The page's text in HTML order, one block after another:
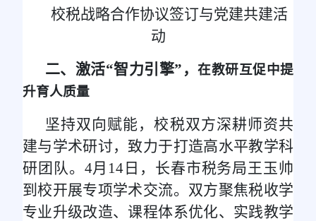
校税战略合作协议签订与党建共建活
动
二、激活“智力引擎”，在教研互促中提
升育人质量
坚持双向赋能，校税双方深耕师资共
建与学术研讨，致力于打造高水平教学科
研团队。4月14日，长春市税务局王玉帅
到校开展专项学术交流。双方聚焦税收学
专业升级改造、课程体系优化、实践教学